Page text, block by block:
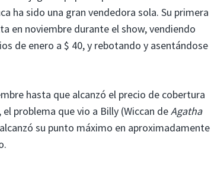
ha sido una gran vendedora sola. Su primera
en noviembre durante el show, vendiendo
de enero a $ 40, y rebotando y asentándose
hasta que alcanzó el precio de cobertura
el problema que vio a Billy (Wiccan deAgatha
su punto máximo en aproximadamente